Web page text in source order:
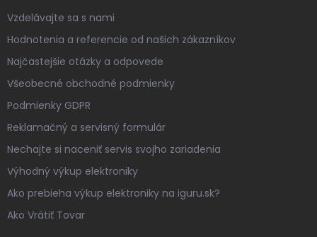
Vzdelávajte sa s nami
Hodnotenia a referencie od našich zákazníkov
Najčastejšie otázky a odpovede
Všeobecné obchodné podmienky
Podmienky GDPR
Reklamačný a servisný formulár
Nechajte si naceniť servis svojho zariadenia
Výhodný výkup elektroniky
Ako prebieha výkup elektroniky na iguru.sk?
Ako Vrátiť Tovar